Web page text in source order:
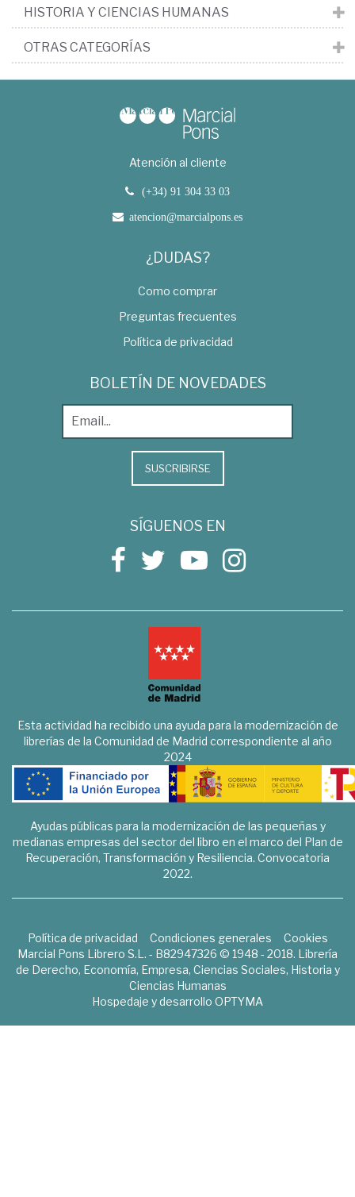
HISTORIA Y CIENCIAS HUMANAS
OTRAS CATEGORÍAS
Atención al cliente
(+34) 91 304 33 03
atencion@marcialpons.es
¿DUDAS?
Como comprar
Preguntas frecuentes
Política de privacidad
BOLETÍN DE NOVEDADES
SUSCRIBIRSE
SÍGUENOS EN
Esta actividad ha recibido una ayuda para la modernización de
librerías de la Comunidad de Madrid correspondiente al año
2024
Ayudas públicas para la modernización de las pequeñas y
medianas empresas del sector del libro en el marco del Plan de
Recuperación, Transformación y Resiliencia. Convocatoria
2022.
Política de privacidad Condiciones generales
Cookies
Marcial Pons Librero S.L. - B82947326 © 1948 - 2018. Librería
de Derecho, Economía, Empresa, Ciencias Sociales, Historia y
Ciencias Humanas
Hospedaje y desarrollo OPTYMA